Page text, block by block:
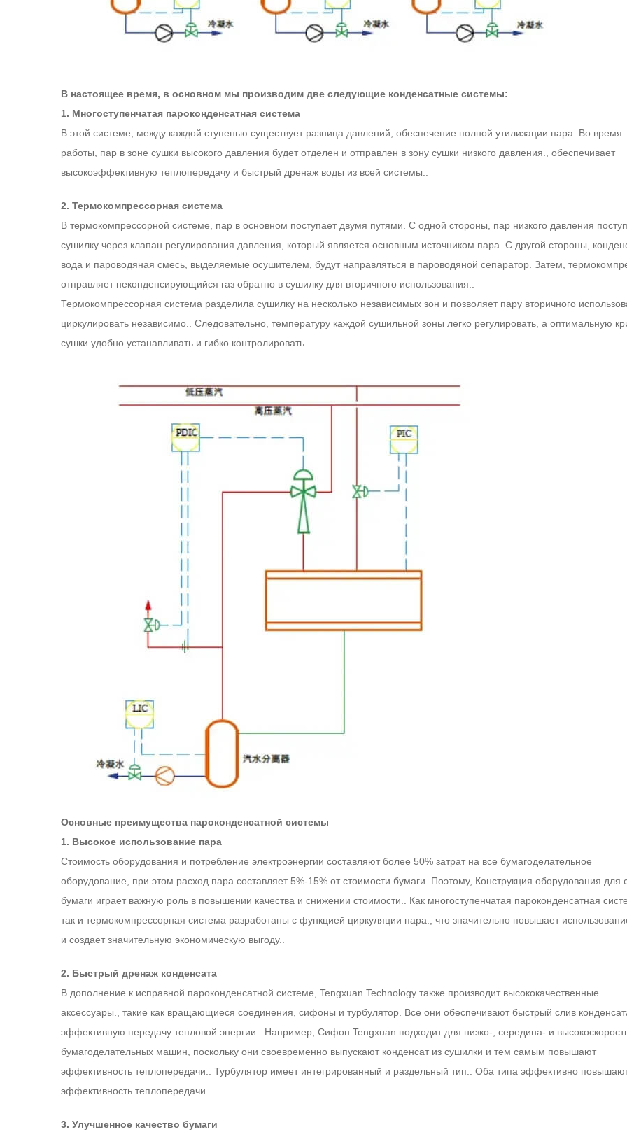
В настоящее время, в основном мы производим две следующие конденсатные системы:
1. Многоступенчатая пароконденсатная система
В этой системе, между каждой ступенью существует разница давлений, обеспечение полной утилизации пара. Во время
работы, пар в зоне сушки высокого давления будет отделен и отправлен в зону сушки низкого давления., обеспечивает
высокоэффективную теплопередачу и быстрый дренаж воды из всей системы..
2. Термокомпрессорная система
В термокомпрессорной системе, пар в основном поступает двумя путями. С одной стороны, пар низкого давления
сушилку через клапан регулирования давления, который является основным источником пара. С другой стороны,
вода и пароводяная смесь, выделяемые осушителем, будут направляться в пароводяной сепаратор. Затем,
отправляет неконденсирующийся газ обратно в сушилку для вторичного использования..
Термокомпрессорная система разделила сушилку на несколько независимых зон и позволяет пару вторичного
циркулировать независимо.. Следовательно, температуру каждой сушильной зоны легко регулировать, а оптимальную
сушки удобно устанавливать и гибко контролировать..
Основные преимущества пароконденсатной системы
1. Высокое использование пара
Стоимость оборудования и потребление электроэнергии составляют более 50% затрат на все бумагоделательное
оборудование, при этом расход пара составляет 5%-15% от стоимости бумаги. Поэтому, Конструкция оборудования для
бумаги играет важную роль в повышении качества и снижении стоимости.. Как многоступенчатая пароконденсатная
так и термокомпрессорная система разработаны с функцией циркуляции пара., что значительно повышает
и создает значительную экономическую выгоду..
2. Быстрый дренаж конденсата
В дополнение к исправной пароконденсатной системе, Tengxuan Technology также производит высококачественные
аксессуары., такие как вращающиеся соединения, сифоны и турбулятор. Все они обеспечивают быстрый слив
эффективную передачу тепловой энергии.. Например, Сифон Tengxuan подходит для низко-, середина- и
бумагоделательных машин, поскольку они своевременно выпускают конденсат из сушилки и тем самым повышают
эффективность теплопередачи.. Турбулятор имеет интегрированный и раздельный тип.. Оба типа эффективно
эффективность теплопередачи..
3. Улучшенное качество бумаги